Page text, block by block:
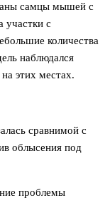
самцы мышей с
участки с
количества
наблюдался
этих местах.
сравнимой с
облысения под
проблемы